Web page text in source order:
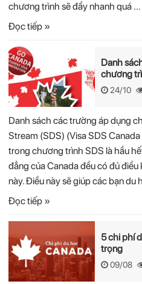
chương trình sẽ đẩy nhanh quá …
Đọc tiếp »
Danh
chương
24/10
Danh sách các trường áp dụng
Stream (SDS) (Visa SDS
trong chương trình SDS là hầu
đẳng của Canada đều có đủ
này. Điều này sẽ giúp các bạn du
Đọc tiếp »
5 chi phí
trọng
09/08